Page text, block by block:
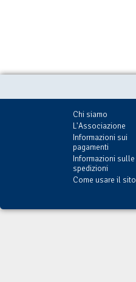
Chi siamo
L'Associazione
Informazioni sui
pagamenti
Informazioni sulle
spedizioni
Come usare il sito